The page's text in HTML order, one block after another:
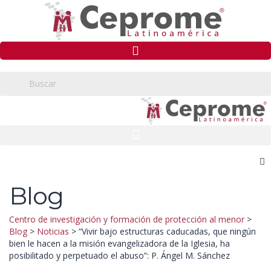
Blog
Centro de investigación y formación de protección al menor >
Blog > Noticias > “Vivir bajo estructuras caducadas, que ningún
bien le hacen a la misión evangelizadora de la Iglesia, ha
posibilitado y perpetuado el abuso”: P. Ángel M. Sánchez